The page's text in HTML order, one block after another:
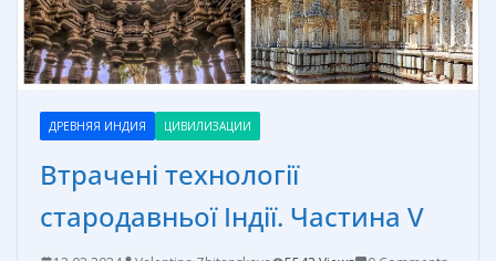
ДРЕВНЯЯ ИНДИЯ ЦИВИЛИЗАЦИИ
Втрачені технології
стародавньої Індії. Частина V